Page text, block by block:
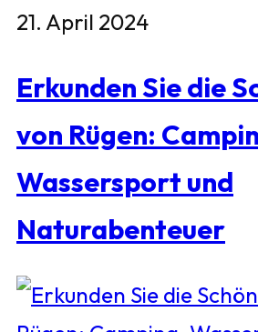
21. April 2024
Erkunden Sie die
von Rügen:
Wassersport und
Naturabenteuer